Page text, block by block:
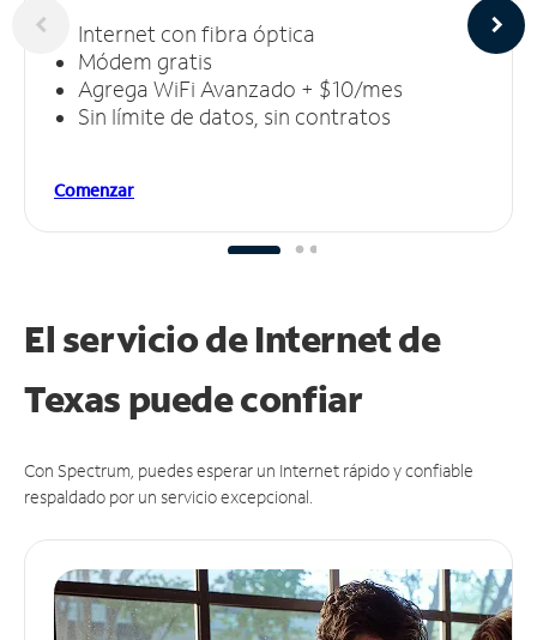
Internet con fibra óptica
Módem gratis
Agrega WiFi Avanzado + $10/mes
Sin límite de datos, sin contratos
Comenzar
El servicio de Internet de
Texas puedeconfiar
Con Spectrum, puedes esperar un Internet rápido y confiable
respaldado por un servicio excepcional.